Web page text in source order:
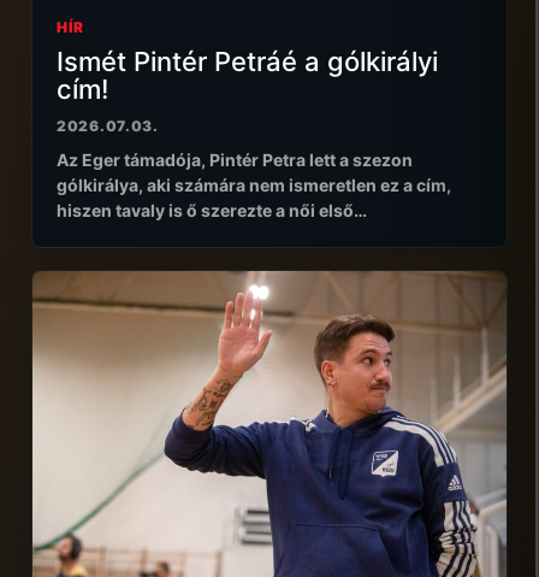
HÍR
Ismét Pintér Petráé a gólkirályi
cím!
2026.07.03.
Az Eger támadója, Pintér Petra lett a szezon
gólkirálya, aki számára nem ismeretlen ez a cím,
hiszen tavaly is ő szerezte a női első…